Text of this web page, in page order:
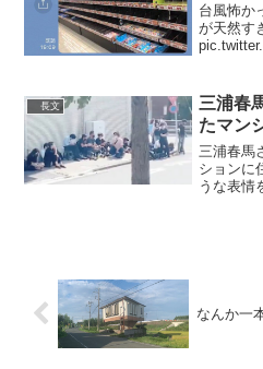
台風怖か
が天然す
期につい
長文
三浦春
たマン
三浦春馬
ションに
うな表情
なんか一